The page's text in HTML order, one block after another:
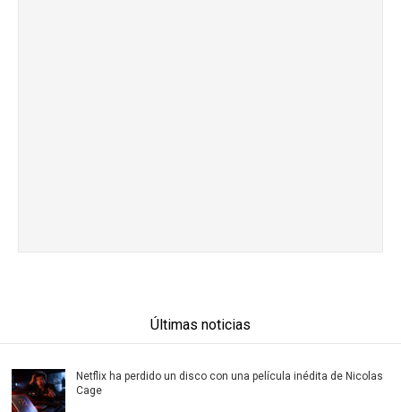
Últimas noticias
Netflix ha perdido un disco con una película inédita de Nicolas
Cage